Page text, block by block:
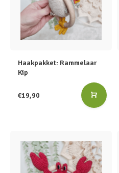
Haakpakket: Rammelaar
Kip
€19,90